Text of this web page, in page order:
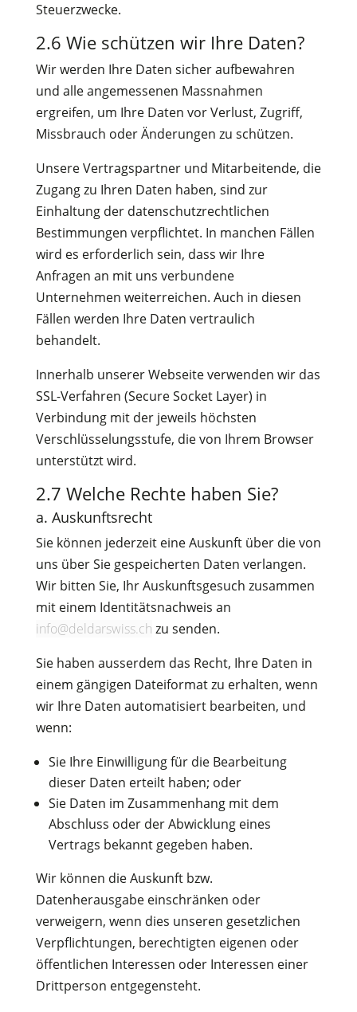
Steuerzwecke.
2.6 Wie schützen wir Ihre Daten?
Wir werden Ihre Daten sicher aufbewahren
und alle angemessenen Massnahmen
ergreifen, um Ihre Daten vor Verlust, Zugriff,
Missbrauch oder Änderungen zu schützen.
Unsere Vertragspartner und Mitarbeitende, die
Zugang zu Ihren Daten haben, sind zur
Einhaltung der datenschutzrechtlichen
Bestimmungen verpflichtet. In manchen Fällen
wird es erforderlich sein, dass wir Ihre
Anfragen an mit uns verbundene
Unternehmen weiterreichen. Auch in diesen
Fällen werden Ihre Daten vertraulich
behandelt.
Innerhalb unserer Webseite verwenden wir das
SSL-Verfahren (Secure Socket Layer) in
Verbindung mit der jeweils höchsten
Verschlüsselungsstufe, die von Ihrem Browser
unterstützt wird.
2.7 Welche Rechte haben Sie?
a. Auskunftsrecht
Sie können jederzeit eine Auskunft über die von
uns über Sie gespeicherten Daten verlangen.
Wir bitten Sie, Ihr Auskunftsgesuch zusammen
mit einem Identitätsnachweis an
info@deldarswiss.ch zu senden.
Sie haben ausserdem das Recht, Ihre Daten in
einem gängigen Dateiformat zu erhalten, wenn
wir Ihre Daten automatisiert bearbeiten, und
wenn:
Sie Ihre Einwilligung für die Bearbeitung
dieser Daten erteilt haben; oder
Sie Daten im Zusammenhang mit dem
Abschluss oder der Abwicklung eines
Vertrags bekannt gegeben haben.
Wir können die Auskunft bzw.
Datenherausgabe einschränken oder
verweigern, wenn dies unseren gesetzlichen
Verpflichtungen, berechtigten eigenen oder
öffentlichen Interessen oder Interessen einer
Drittperson entgegensteht.